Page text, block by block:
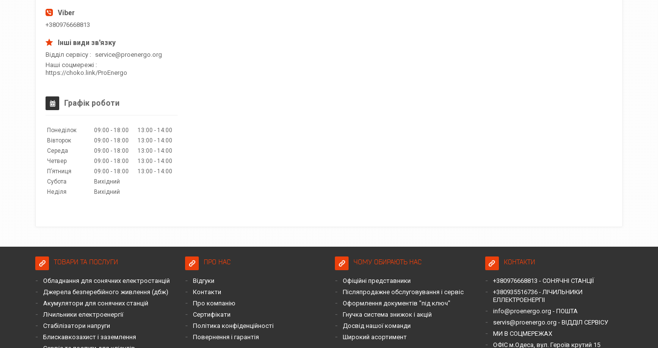
+380976668813
Відділ сервісу
service@proenergo.org
Наші соцмережі
https://choko.link/ProEnergo
Графік роботи
Понеділок 09:00 18:00 13:00
14:00
Вівторок
09:00 18:00 13:00
14:00
Середа
09:00 18:00 13:00
14:00
Четвер
09:00 18:00 13:00
14:00
Пʼятниця
09:00 18:00 13:00
14:00
Субота
Вихідний
Неділя
Вихідний
ТОВАРИ ТА ПОСЛУГИ
Обладнання для сонячних електростанцій
Джерела безперебійного живлення (дбж)
Акумулятори для сонячних станцій
Лічильники електроенергії
Стабілізатори напруги
Блискавкозахист і заземлення
ПРО НАС
Відгуки
Контакти
Про компанію
Сертифікати
Політика конфіденційності
Повернення і гарантія
ЧОМУ ОБИРАЮТЬ НАС
Офіційні представники
Післяпродажне обслуговування і сервіс
Оформлення документів "під ключ"
Гнучка система знижок і акцій
Досвід нашої команди
Широкий асортимент
КОНТАКТИ
+380976668813 - СОНЯЧНІ СТАНЦІЇ
+380935516736 - ЛІЧИЛЬНИКИ
ЕЛЛЕКТРОЕНЕРГІІ
info@proenergo.org - ПОШТА
servis@proenergo.org - ВІДДІЛ СЕРВІСУ
МИ В СОЦМЕРЕЖАХ
ОФІС м.Одеса, вул. Героїв крутий 15